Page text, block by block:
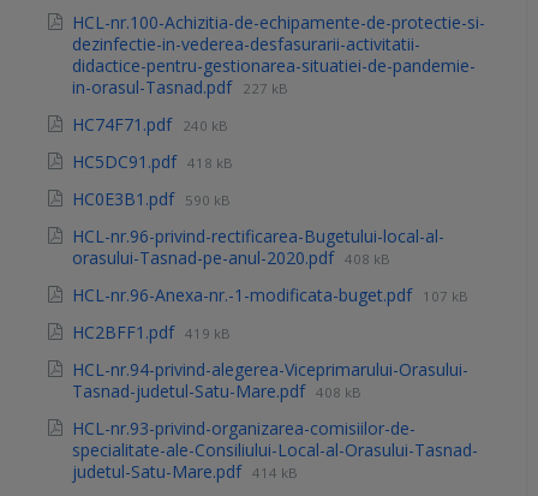
HCL-nr.100-Achizitia-de-echipamente-de-protectie-si-
dezinfectie-in-vederea-desfasurarii-activitatii-
didactice-pentru-gestionarea-situatiei-de-pandemie-
in-orasul-Tasnad.pdf 227 kB
HC74F71.pdf 240 kB
HC5DC91.pdf 418 kB
HC0E3B1.pdf 590 kB
HCL-nr.96-privind-rectificarea-Bugetului-local-al-
orasului-Tasnad-pe-anul-2020.pdf 408 kB
HCL-nr.96-Anexa-nr.-1-modificata-buget.pdf 107 kB
HC2BFF1.pdf 419 kB
HCL-nr.94-privind-alegerea-Viceprimarului-Orasului-
Tasnad-judetul-Satu-Mare.pdf 408 kB
HCL-nr.93-privind-organizarea-comisiilor-de-
specialitate-ale-Consiliului-Local-al-Orasului-Tasnad-
judetul-Satu-Mare.pdf 414 kB